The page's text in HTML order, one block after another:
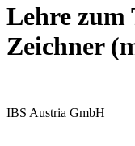
Lehre zum
Zeichner
IBS Austria GmbH